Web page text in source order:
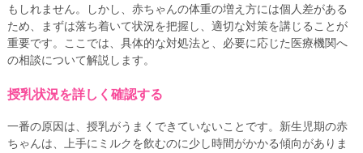
もしれません。しかし、赤ちゃんの体重の増え方には個人差がある
ため、まずは落ち着いて状況を把握し、適切な対策を講じることが
重要です。ここでは、具体的な対処法と、必要に応じた医療機関へ
の相談について解説します。
授乳状況を詳しく確認する
一番の原因は、授乳がうまくできていないことです。新生児期の赤
ちゃんは、上手にミルクを飲むのに少し時間がかかる傾向がありま